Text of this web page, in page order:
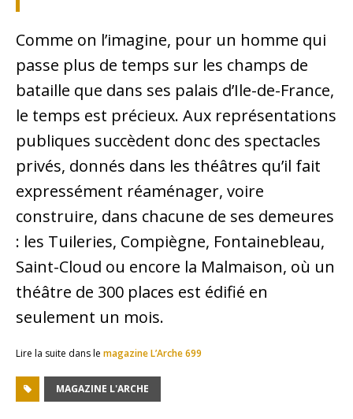
Comme on l’imagine, pour un homme qui
passe plus de temps sur les champs de
bataille que dans ses palais d’Ile-de-France,
le temps est précieux. Aux représentations
publiques succèdent donc des spectacles
privés, donnés dans les théâtres qu’il fait
expressément réaménager, voire
construire, dans chacune de ses demeures
: les Tuileries, Compiègne, Fontainebleau,
Saint-Cloud ou encore la Malmaison, où un
théâtre de 300 places est édifié en
seulement un mois.
Lire la suite dans le magazine L’Arche 699
MAGAZINE L'ARCHE